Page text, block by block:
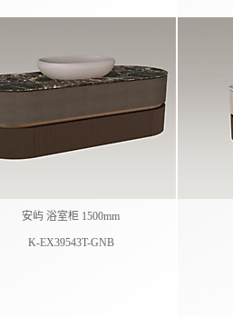
安屿 浴室柜 1500mm
K-EX39543T-GNB